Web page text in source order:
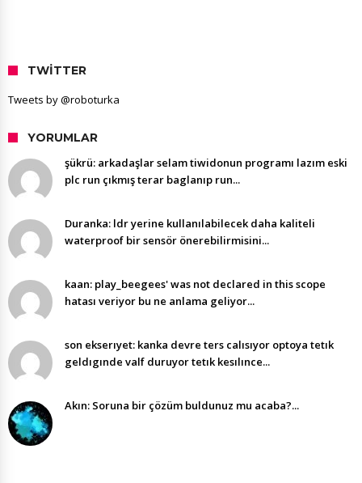
TWITTER
Tweets by @roboturka
YORUMLAR
şükrü: arkadaşlar selam tiwidonun programı lazım eski
plc run çıkmış terar baglanıp run...
Duranka: ldr yerine kullanılabilecek daha kaliteli
waterproof bir sensör önerebilirmisini...
kaan: play_beegees' was not declared in this scope
hatası veriyor bu ne anlama geliyor...
son ekserıyet: kanka devre ters calısıyor optoya tetık
geldıgınde valf duruyor tetık kesılınce...
Akın: Soruna bir çözüm buldunuz mu acaba?...